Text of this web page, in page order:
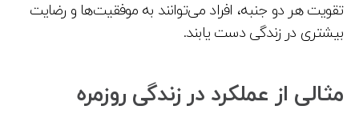
تقویت هر دو جنبه، افراد می‌توانند به موفقیت‌ها و رضایت
بیشتری در زندگی دست یابند.
مثالی از عملکرد در زندگی روزمره